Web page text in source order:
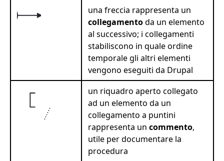
una freccia rappresenta un
collegamentoda un elemento
al successivo; i collegamenti
stabiliscono in quale ordine
temporale gli altri elementi
vengono eseguiti da Drupal
un riquadro aperto collegato
ad un elemento da un
collegamento a puntini
rappresenta un commento,
utile per documentare la
procedura